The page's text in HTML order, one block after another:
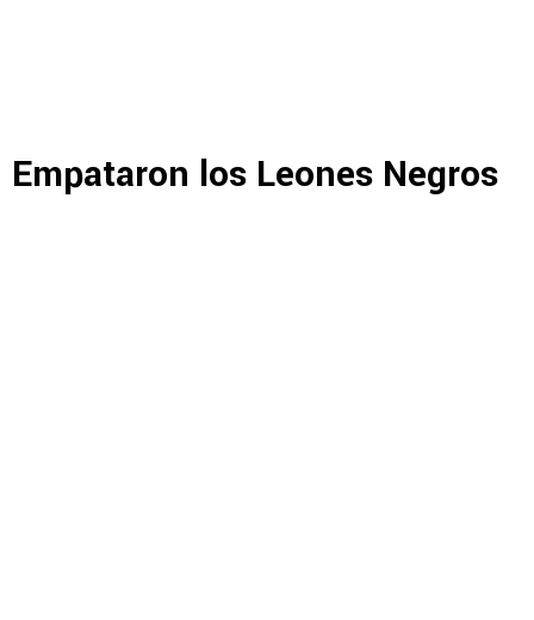
Empataron los Leones Negros